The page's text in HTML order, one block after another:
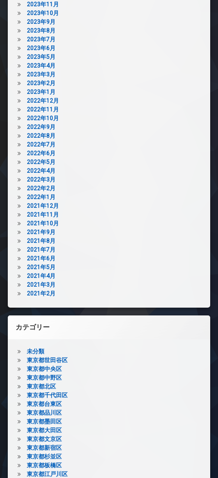
2023年11月
2023年10月
2023年9月
2023年8月
2023年7月
2023年6月
2023年5月
2023年4月
2023年3月
2023年2月
2023年1月
2022年12月
2022年11月
2022年10月
2022年9月
2022年8月
2022年7月
2022年6月
2022年5月
2022年4月
2022年3月
2022年2月
2022年1月
2021年12月
2021年11月
2021年10月
2021年9月
2021年8月
2021年7月
2021年6月
2021年5月
2021年4月
2021年3月
2021年2月
カテゴリー
未分類
東京都世田谷区
東京都中央区
東京都中野区
東京都北区
東京都千代田区
東京都台東区
東京都品川区
東京都墨田区
東京都大田区
東京都文京区
東京都新宿区
東京都杉並区
東京都板橋区
東京都江戸川区